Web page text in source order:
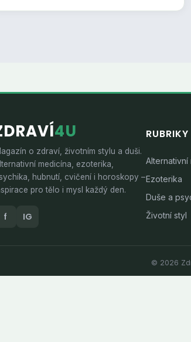
4U
o zdraví, životním stylu a duši.
medicína, ezoterika,
hubnutí, cvičení i horoskopy –
pro tělo i mysl každý den.
f IG
RUBRIKY
Alternativní
Ezoterika
Duše a
Životní styl
© 2026